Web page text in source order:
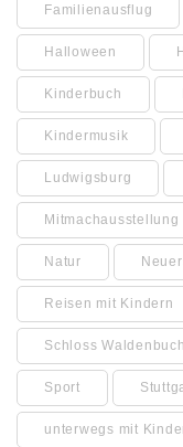
Familienausflug
Halloween
Kinderbuch
Kindermusik
Ludwigsburg
Mitmachausstellung
Natur
Reisen mit Kindern
Schloss Waldenbuch
Sport
unterwegs mit